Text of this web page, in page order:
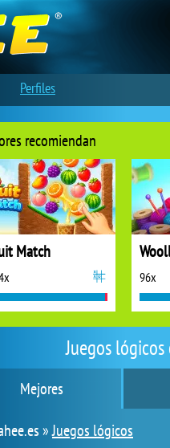
Juegos
Mejores
»Juegos lógicos
recomiendan
Match
96x
Perfiles